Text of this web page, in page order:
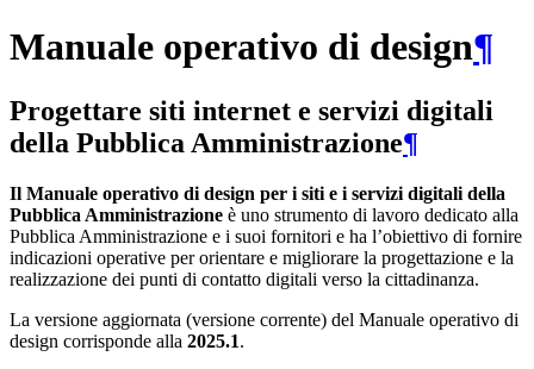
Manuale operativo di design¶
Progettare siti internet e servizi digitali
della Pubblica Amministrazione¶
Il Manuale operativo di design per i siti e i servizi digitali della
Pubblica Amministrazione è uno strumento di lavoro dedicato alla
Pubblica Amministrazione e i suoi fornitori e ha l’obiettivo di fornire
indicazioni operative per orientare e migliorare la progettazione e la
realizzazione dei punti di contatto digitali verso la cittadinanza.
La versione aggiornata (versione corrente) del Manuale operativo di
design corrisponde alla 2025.1.